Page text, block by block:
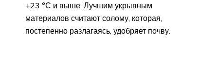
+23 °С и выше. Лучшим укрывным
материалов считают солому, которая,
постепенно разлагаясь, удобряет почву.